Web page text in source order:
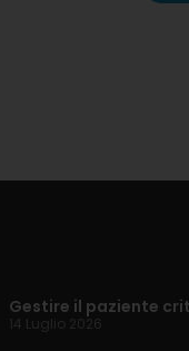
Gestire il paziente
14 Luglio 2026